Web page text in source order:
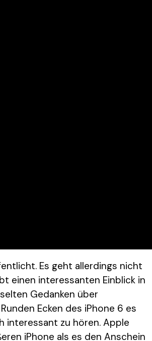
Es geht allerdings nicht
einen interessanten Einblick in
Gedanken über
Ecken des iPhone 6 es
interessant zu hören. Apple
iPhone als es den Anschein